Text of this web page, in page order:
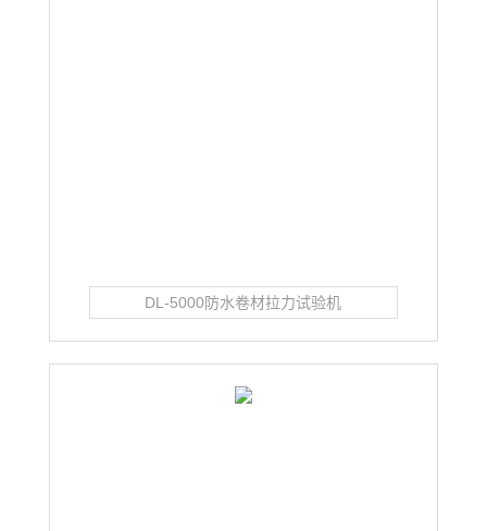
DL-5000防水卷材拉力试验机